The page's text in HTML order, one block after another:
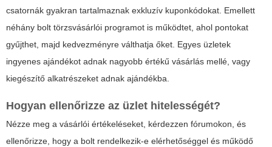
csatornák gyakran tartalmaznak exkluzív kuponkódokat. Emellett
néhány bolt törzsvásárlói programot is működtet, ahol pontokat
gyűjthet, majd kedvezményre válthatja őket. Egyes üzletek
ingyenes ajándékot adnak nagyobb értékű vásárlás mellé, vagy
kiegészítő alkatrészeket adnak ajándékba.
Hogyan ellenőrizze az üzlet hitelességét?
Nézze meg a vásárlói értékeléseket, kérdezzen fórumokon, és
ellenőrizze, hogy a bolt rendelkezik-e elérhetőséggel és működő